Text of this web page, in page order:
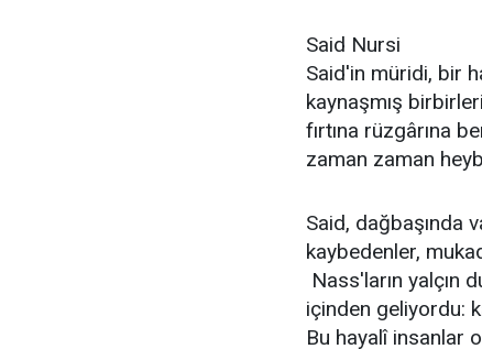
Said Nursi
Said'in müridi, bir
kaynaşmış
fırtına rüzgârına
zaman zaman
Said,
kaybedenler,
 Nass'ların
içinden geliyordu:
Bu hayalî insanlar